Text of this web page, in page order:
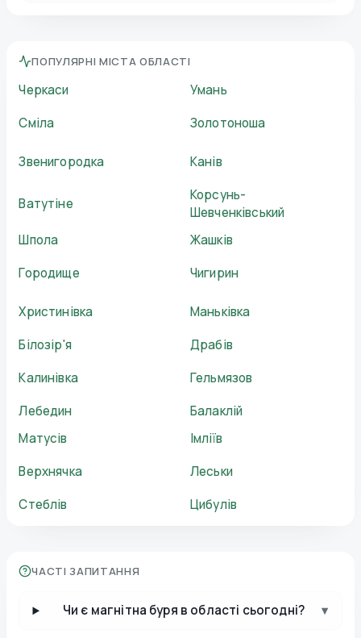
ПОПУЛЯРНІ МІСТА ОБЛАСТІ
Черкаси
Умань
Сміла
Золотоноша
Звенигородка Канів
Ватутіне
Корсунь-
Шевченківський
Шпола
Жашків
Городище
Чигирин
Христинівка
Маньківка
Білозір'я
Драбів
Калинівка
Гельмязов
Лебедин
Балаклій
Матусів
Імліїв
Верхнячка
Леськи
Стеблів
Цибулів
ЧАСТІ ЗАПИТАННЯ
Чи є магнітна буря в області сьогодні? ▾